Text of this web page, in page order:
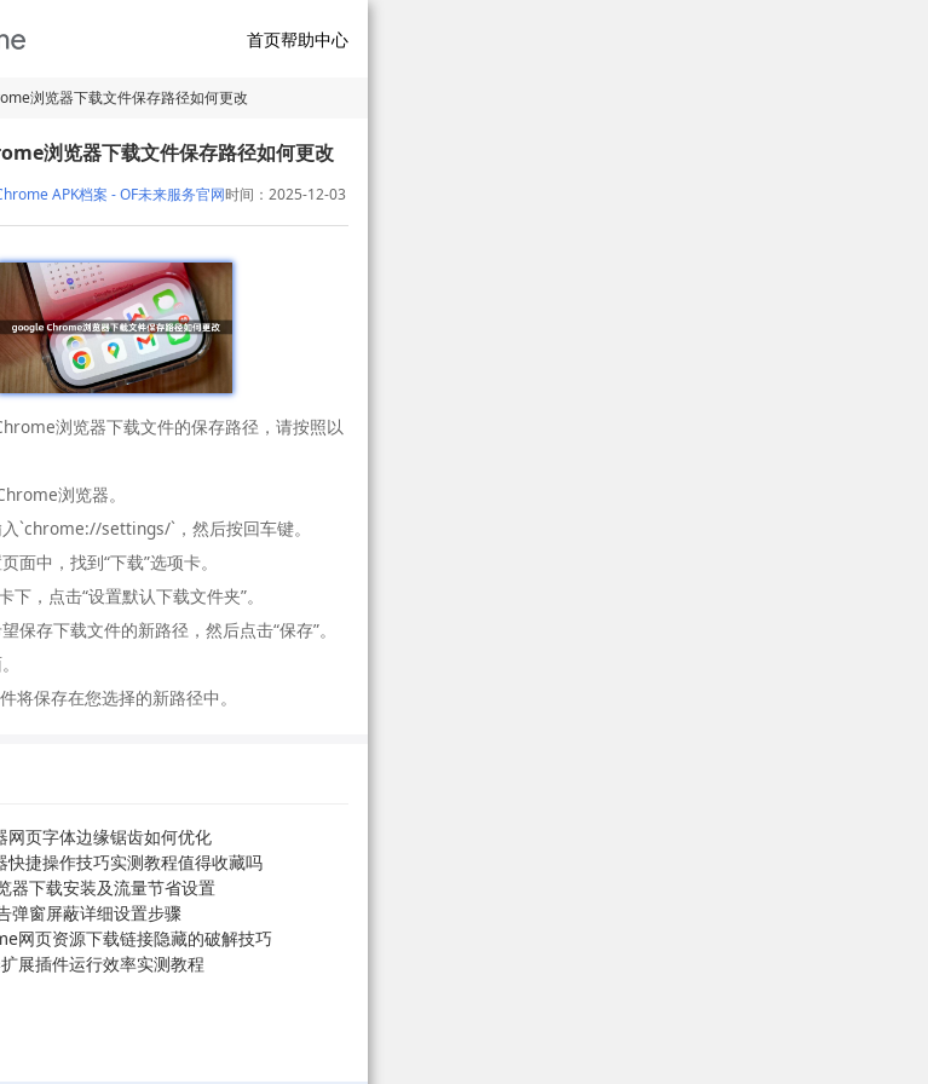
首页帮助中心
浏览器下载文件保存路径如何更改
浏览器下载文件保存路径如何更改
APK档案 - OF未来服务官网时间：2025-12-03
浏览器下载文件的保存路径，请按照以
浏览器。
`chrome://settings/`，然后按回车键。
面中，找到“下载”选项卡。
下，点击“设置默认下载文件夹”。
保存下载文件的新路径，然后点击“保存”。
将保存在您选择的新路径中。
网页字体边缘锯齿如何优化
快捷操作技巧实测教程值得收藏吗
器下载安装及流量节省设置
弹窗屏蔽详细设置步骤
网页资源下载链接隐藏的破解技巧
展插件运行效率实测教程